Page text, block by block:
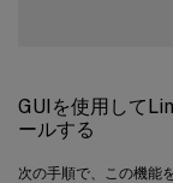
GUIを使用して
ールする
次の手順で、この機能